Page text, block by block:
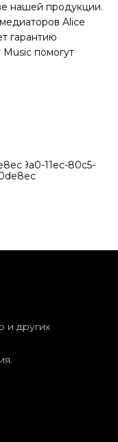
нашей продукции.
Alice
гарантию
помогут
89a0-11ec-80c5-
и других